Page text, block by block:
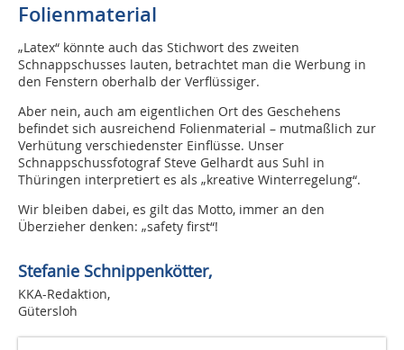
Folienmaterial
„Latex“ könnte auch das Stichwort des zweiten
Schnappschusses lauten, betrachtet man die Werbung in
den Fenstern oberhalb der Verflüssiger.
Aber nein, auch am eigentlichen Ort des Geschehens
befindet sich ausreichend Folienmaterial – mutmaßlich zur
Verhütung verschiedenster Einflüsse. Unser
Schnappschussfotograf Steve Gelhardt aus Suhl in
Thüringen interpretiert es als „kreative Winterregelung“.
Wir bleiben dabei, es gilt das Motto, immer an den
Überzieher denken: „safety first“!
Stefanie Schnippenkötter,
KKA-Redaktion,
Gütersloh